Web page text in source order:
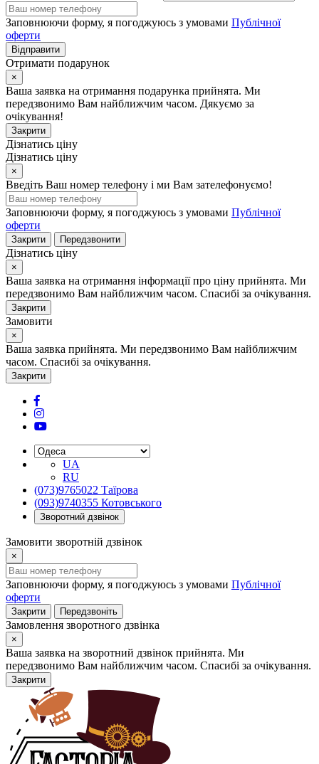
Заповнюючи форму, я погоджуюсь з умовами Публічної
оферти
Відправити
Отримати подарунок
×
Ваша заявка на отримання подарунка прийнята. Ми
передзвонимо Вам найближчим часом. Дякуємо за
очікування!
Закрити
Дізнатись ціну
Дізнатись ціну
×
Введіть Ваш номер телефону і ми Вам зателефонуємо!
Заповнюючи форму, я погоджуюсь з умовами Публічної
оферти
Закрити Передзвонити
Дізнатись ціну
×
Ваша заявка на отримання інформації про ціну прийнята. Ми
передзвонимо Вам найближчим часом. Спасибі за очікування.
Закрити
Замовити
×
Ваша заявка прийнята. Ми передзвонимо Вам найближчим
часом. Спасибі за очікування.
Закрити
UA
RU
(073)9765022 Таїрова
(093)9740355 Котовського
Зворотний дзвінок
Замовити зворотній дзвінок
×
Заповнюючи форму, я погоджуюсь з умовами Публічної
оферти
Закрити Передзвоніть
Замовлення зворотного дзвінка
×
Ваша заявка на зворотний дзвінок прийнята. Ми
передзвонимо Вам найближчим часом. Спасибі за очікування.
Закрити